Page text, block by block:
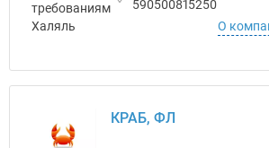
590500815250
О
КРАБ, ФЛ